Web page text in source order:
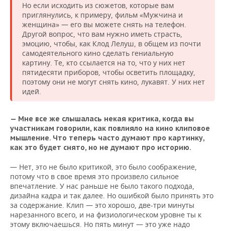
Но если исходить из сюжетов, которые вам
приглянулись, к примеру, фильм «Мужчина и
женщина» — его вы можете снять на телефон.
Другой вопрос, что вам нужно иметь страсть,
эмоцию, чтобы, как Клод Лелуш, в общем из почти
самодеятельного кино сделать гениальную
картину. Те, кто ссылается на то, что у них нет
пятидесяти приборов, чтобы осветить площадку,
поэтому они не могут снять кино, лукавят. У них нет
идей.
— Мне все же слышалась некая критика, когда вы
участникам говорили, как повлияло на кино клиповое
мышление. Что теперь часто думают про картинку,
как это будет снято, но не думают про историю.
— Нет, это не было критикой, это было соображение,
потому что в свое время это произвело сильное
впечатление. У нас раньше не было такого подхода,
дизайна кадра и так далее. Но ошибкой было принять это
за содержание. Клип — это хорошо, две-три минуты
нарезанного всего, и на физиологическом уровне ты к
этому включаешься. Но пять минут — это уже надо